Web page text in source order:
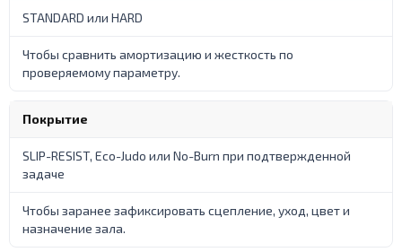
STANDARD или HARD
Чтобы сравнить амортизацию и жесткость по
проверяемому параметру.
Покрытие
SLIP-RESIST, Eco-Judo или No-Burn при подтвержденной
задаче
Чтобы заранее зафиксировать сцепление, уход, цвет и
назначение зала.